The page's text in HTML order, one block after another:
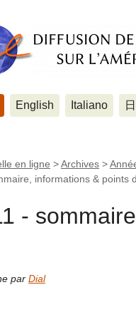
English Italiano
en ligne >Archives >
informations & points
-
par Dial